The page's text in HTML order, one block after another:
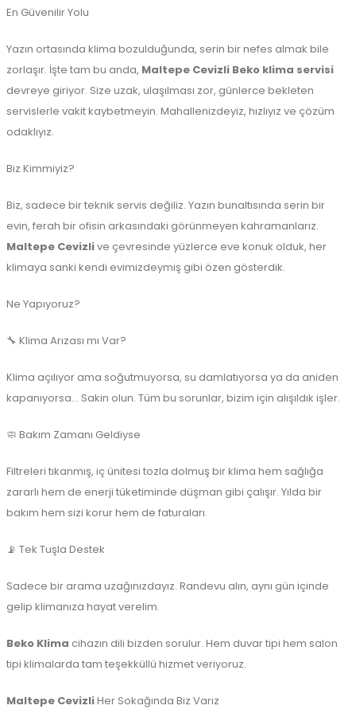
En Güvenilir Yolu
Yazın ortasında klima bozulduğunda, serin bir nefes almak bile
zorlaşır. İşte tam bu anda, Maltepe Cevizli Beko klima servisi
devreye giriyor. Size uzak, ulaşılması zor, günlerce bekleten
servislerle vakit kaybetmeyin. Mahallenizdeyiz, hızlıyız ve çözüm
odaklıyız.
Biz Kimmiyiz?
Biz, sadece bir teknik servis değiliz. Yazın bunaltısında serin bir
evin, ferah bir ofisin arkasındaki görünmeyen kahramanlarız.
Maltepe Cevizlive çevresinde yüzlerce eve konuk olduk, her
klimaya sanki kendi evimizdeymiş gibi özen gösterdik.
Ne Yapıyoruz?
🔧 Klima Arızası mı Var?
Klima açılıyor ama soğutmuyorsa, su damlatıyorsa ya da aniden
kapanıyorsa... Sakin olun. Tüm bu sorunlar, bizim için alışıldık işler.
🧼 Bakım Zamanı Geldiyse
Filtreleri tıkanmış, iç ünitesi tozla dolmuş bir klima hem sağlığa
zararlı hem de enerji tüketiminde düşman gibi çalışır. Yılda bir
bakım hem sizi korur hem de faturaları.
📡 Tek Tuşla Destek
Sadece bir arama uzağınızdayız. Randevu alın, aynı gün içinde
gelip klimanıza hayat verelim.
Beko Klima cihazın dili bizden sorulur. Hem duvar tipi hem salon
tipi klimalarda tam teşekküllü hizmet veriyoruz.
Maltepe CevizliHer Sokağında Biz Varız